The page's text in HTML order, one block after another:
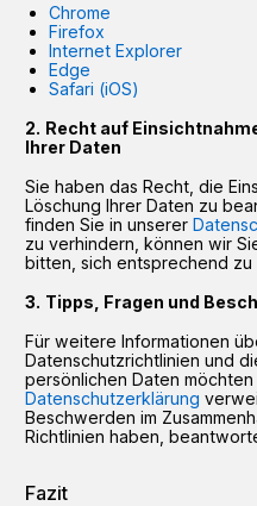
Chrome
Firefox
Internet Explorer
Edge
Safari (iOS)
Recht auf
Ihrer Daten
Sie haben das Recht, die
Löschung Ihrer Daten zu
finden Sie in unserer
zu verhindern, können wir
bitten, sich entsprechend zu
Tipps, Fragen und
Für weitere Informationen
Datenschutzrichtlinien und
persönlichen Daten
Datenschutzerklärung
Beschwerden im
Richtlinien haben,
Fazit